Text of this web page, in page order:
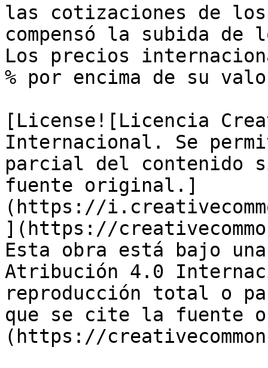
las cotizaciones de
compensó la subida
Los precios
% por encima de su
[License![Licencia
Internacional. Se
parcial del contenido
fuente original.]
(https://
](https://
Esta obra está bajo
Atribución 4.0
reproducción total o
que se cite la fuente
(https://